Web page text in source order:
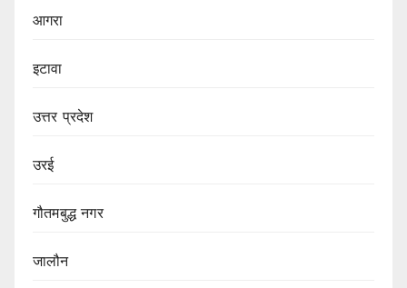
आगरा
इटावा
उत्तर प्रदेश
उरई
गौतमबुद्ध नगर
जालौन